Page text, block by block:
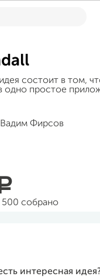
состоит в том,
одно простое
Вадим Фирсов
500 собрано
интересная